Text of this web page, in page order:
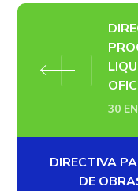
30
DIRECTIVA
DE